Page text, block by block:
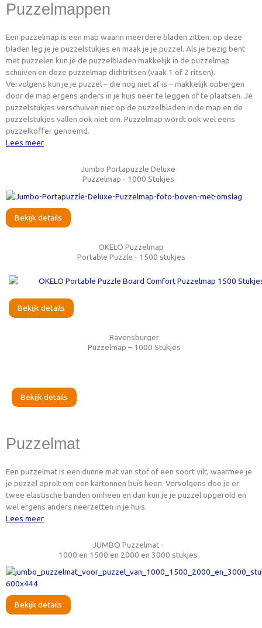
Puzzelmappen
Een puzzelmap is een map waarin meerdere bladen zitten. op deze
bladen leg je je puzzelstukjes en maak je je puzzel. Als je bezig bent
met puzzelen kun je de puzzelbladen makkelijk in de puzzelmap
schuiven en deze puzzelmap dichtritsen (vaak 1 of 2 ritsen).
Vervolgens kun je je puzzel – die nog niet af is – makkelijk opbergen
door de map ergens anders in je huis neer te leggen of te plaatsen. Je
puzzelstukjes verschuiven niet op de puzzelbladen in de map en de
puzzelstukjes vallen ook niet om. Puzzelmap wordt ook wel eens
puzzelkoffer genoemd.
Lees meer
Jumbo Portapuzzle Deluxe
Puzzelmap - 1000 Stukjes
Bekijk details
OKELO Puzzelmap
Portable Puzzle - 1500 stukjes
Bekijk details
Ravensburger
Puzzelmap – 1000 Stukjes
Bekijk details
Puzzelmat
Een puzzelmat is een dunne mat van stof of een soort vilt, waarmee je
je puzzel oprolt om een kartonnen buis heen. Vervolgens doe je er
twee elastische banden omheen en dan kun je je puzzel opgerold en
wel ergens anders neerzetten in je huis.
Lees meer
JUMBO Puzzelmat -
1000 en 1500 en 2000 en 3000 stukjes
Bekijk details